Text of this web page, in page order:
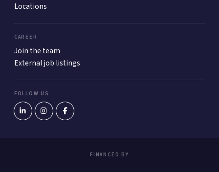
Locations
CAREER
Join the team
External job listings
FOLLOW US
FINANCED BY